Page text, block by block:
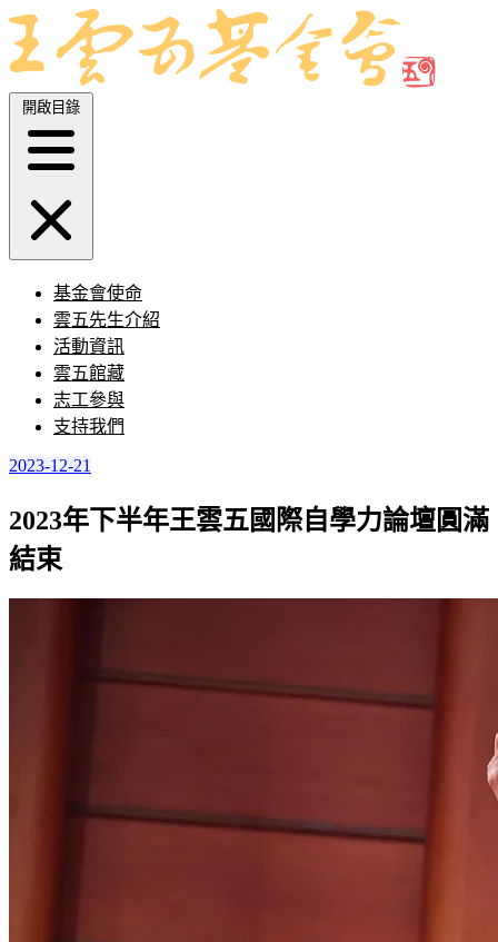
開啟目錄
基金會使命
雲五先生介紹
活動資訊
雲五館藏
志工參與
支持我們
2023-12-21
2023年下半年王雲五國際自學力論壇圓滿
結束